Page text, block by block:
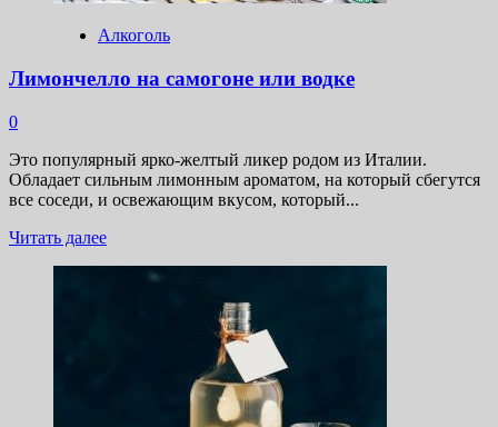
Алкоголь
Лимончелло на самогоне или водке
0
Это популярный ярко-желтый ликер родом из Италии.
Обладает сильным лимонным ароматом, на который сбегутся
все соседи, и освежающим вкусом, который...
Читать далееПрочитать